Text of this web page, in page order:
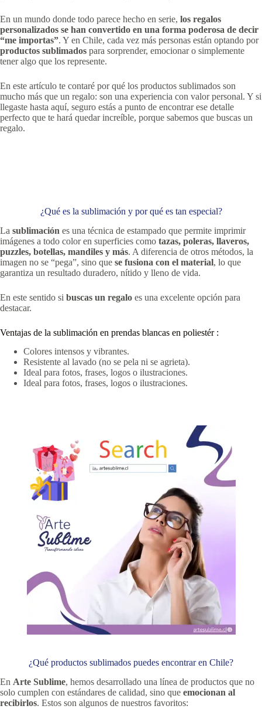
En un mundo donde todo parece hecho en serie, los regalos
personalizados se han convertido en una forma poderosa de decir
“me importas”. Y en Chile, cada vez más personas están optando por
productos sublimados para sorprender, emocionar o simplemente
tener algo que los represente.
En este artículo te contaré por qué los productos sublimados son
mucho más que un regalo: son una experiencia con valor personal. Y si
llegaste hasta aquí, seguro estás a punto de encontrar ese detalle
perfecto que te hará quedar increíble, porque sabemos que buscas un
regalo.
¿Qué es la sublimación y por qué es tan especial?
La sublimación es una técnica de estampado que permite imprimir
imágenes a todo color en superficies como tazas, poleras, llaveros,
puzzles, botellas, mandiles y más. A diferencia de otros métodos, la
imagen no se “pega”, sino que se fusiona con el material, lo que
garantiza un resultado duradero, nítido y lleno de vida.
En este sentido si buscas un regalo es una excelente opción para
destacar.
Ventajas de la sublimación en prendas blancas en poliestér :
Colores intensos y vibrantes.
Resistente al lavado (no se pela ni se agrieta).
Ideal para fotos, frases, logos o ilustraciones.
Ideal para fotos, frases, logos o ilustraciones.
¿Qué productos sublimados puedes encontrar en Chile?
En Arte Sublime, hemos desarrollado una línea de productos que no
solo cumplen con estándares de calidad, sino que emocionan al
recibirlos. Estos son algunos de nuestros favoritos: